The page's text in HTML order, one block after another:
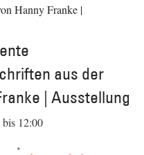
Hanny Franke |
aus der
| Ausstellung
bis 12:00